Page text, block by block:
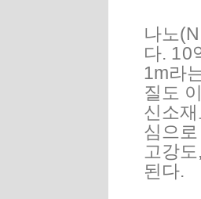
나노
다. 10
1m라
질도
신소
심으
고강
된다.